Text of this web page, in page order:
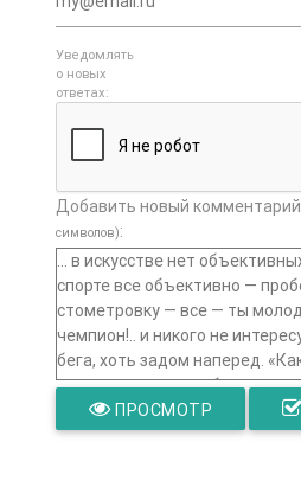
Уведомлять
о новых
ответах:
Добавить новый комментарий
символов):
ПРОСМОТР